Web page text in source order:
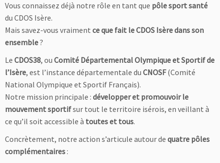
Vous connaissez déjà notre rôle en tant que pôle sport santé
du CDOS Isère.
Mais savez-vous vraiment ce que fait le CDOS Isère dans son
ensemble?
Le CDOS38, ou Comité Départemental Olympique et Sportif de
l’Isère, est l’instance départementale du CNOSF(Comité
National Olympique et Sportif Français).
Notre mission principale : développer et promouvoir le
mouvement sportifsur tout le territoire isérois, en veillant à
ce qu’il soit accessible à toutes et tous.
Concrètement, notre action s’articule autour de quatre pôles
complémentaires :